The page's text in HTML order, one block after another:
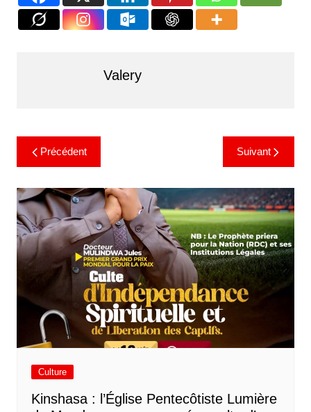
Valery
Précédent Suivant
Culture
Kinshasa : l’Église Pentecôtiste Lumière